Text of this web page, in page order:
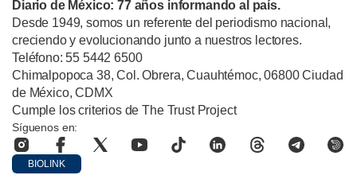
Diario de México: 77 años informando al país.
Desde 1949, somos un referente del periodismo nacional,
creciendo y evolucionando junto a nuestros lectores.
Teléfono: 55 5442 6500
Chimalpopoca 38, Col. Obrera, Cuauhtémoc, 06800 Ciudad
de México, CDMX
Cumple los criterios de The Trust Project
Síguenos en:
BIOLINK